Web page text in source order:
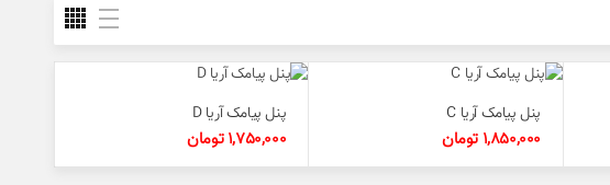
پنل پیامک آریا C
1,850,000 تومان
پنل پیامک آریا D
1,750,000 تومان